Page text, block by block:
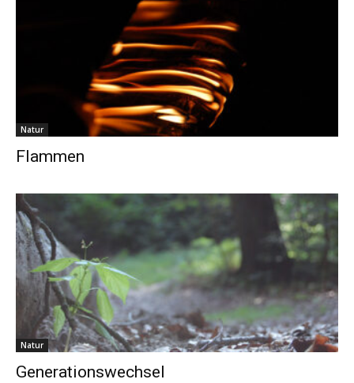
Natur
Flammen
Natur
Generationswechsel